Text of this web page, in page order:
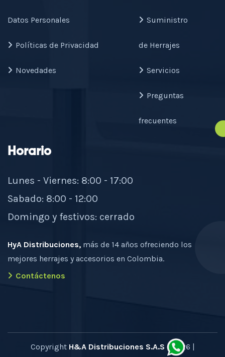
Datos Personales
Políticas de Privacidad
Novedades
Suministro
de Herrajes
Servicios
Preguntas
frecuentes
Horario
Lunes - Viernes: 8:00 - 17:00
Sabado: 8:00 - 12:00
Domingo y festivos: cerrado
HyA Distribuciones, más de 14 años ofreciendo los
mejores herrajes y accesorios en Colombia.
Contáctenos
Copyright H&A Distribuciones S.A.S - 2026 |